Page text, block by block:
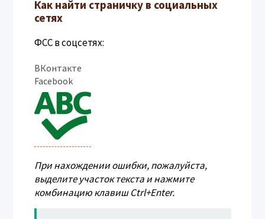
Как найти страничку в социальных
сетях
ФСС в соцсетях:
ВКонтакте
Facebook
При нахождении ошибки, пожалуйста,
выделите участок текста и нажмите
комбинацию клавишCtrl+Enter.